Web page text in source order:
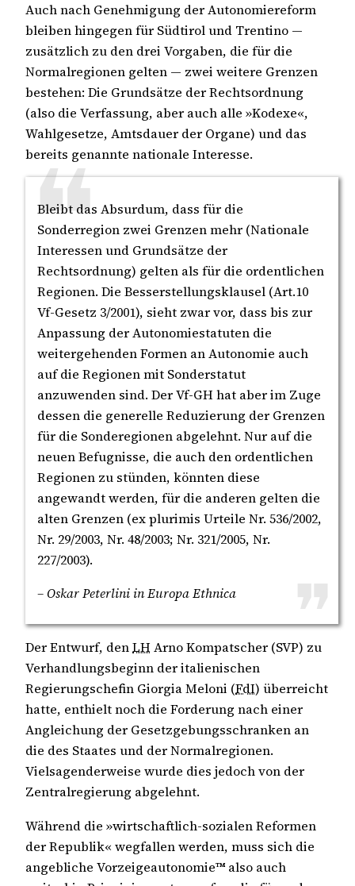
Auch nach Genehmigung der Autonomiereform
bleiben hingegen für Südtirol und Trentino —
zusätzlich zu den drei Vorgaben, die für die
Normalregionen gelten — zwei weitere Grenzen
bestehen: Die Grundsätze der Rechtsordnung
(also die Verfassung, aber auch alle »Kodexe«,
Wahlgesetze, Amtsdauer der Organe) und das
bereits genannte nationale Interesse.
Bleibt das Absurdum, dass für die
Sonderregion zwei Grenzen mehr (Nationale
Interessen und Grundsätze der
Rechtsordnung) gelten als für die ordentlichen
Regionen. Die Besserstellungsklausel (Art.10
Vf-Gesetz 3/2001), sieht zwar vor, dass bis zur
Anpassung der Autonomiestatuten die
weitergehenden Formen an Autonomie auch
auf die Regionen mit Sonderstatut
anzuwenden sind. Der Vf-GH hat aber im Zuge
dessen die generelle Reduzierung der Grenzen
für die Sonderegionen abgelehnt. Nur auf die
neuen Befugnisse, die auch den ordentlichen
Regionen zu­ stünden, könnten diese
angewandt werden, für die anderen gelten die
alten Grenzen (ex plurimis Urteile Nr. 536/2002,
Nr. 29/2003, Nr. 48/2003; Nr. 321/2005, Nr.
227/2003).
– Oskar Peterlini in Europa Ethnica
Der Entwurf, denLH Arno Kompatscher (SVP) zu
Verhandlungsbeginn der italienischen
Regierungschefin Giorgia Meloni (FdI) überreicht
hatte, enthielt noch die Forderung nach einer
Angleichung der Gesetzgebungsschranken an
die des Staates und der Normalregionen.
Vielsagenderweise wurde dies jedoch von der
Zentralregierung abgelehnt.
Während die »wirtschaftlich-sozialen Reformen
der Republik« wegfallen werden, muss sich die
angebliche Vorzeigeautonomie™ also auch